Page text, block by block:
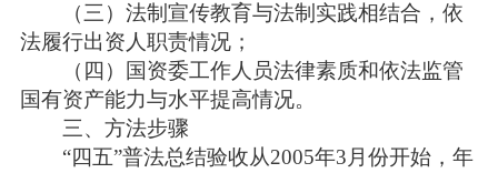
（三）法制宣传教育与法制实践相结合，依
法履行出资人职责情况；
（四）国资委工作人员法律素质和依法监管
国有资产能力与水平提高情况。
三、方法步骤
“四五”普法总结验收从2005年3月份开始，年